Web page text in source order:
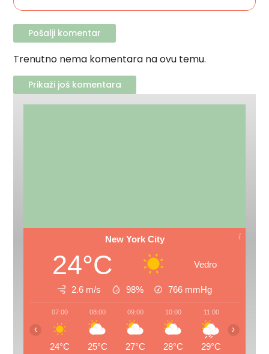
Trenutno nema komentara na ovu temu.
Prikaži još komentara
New York City
24°C Vedro
2.6 m/s 98% 766 mmHg
07:00
24°C
08:00
25°C
09:00
27°C
10:00
28°C
11:00
29°C
‹ ›